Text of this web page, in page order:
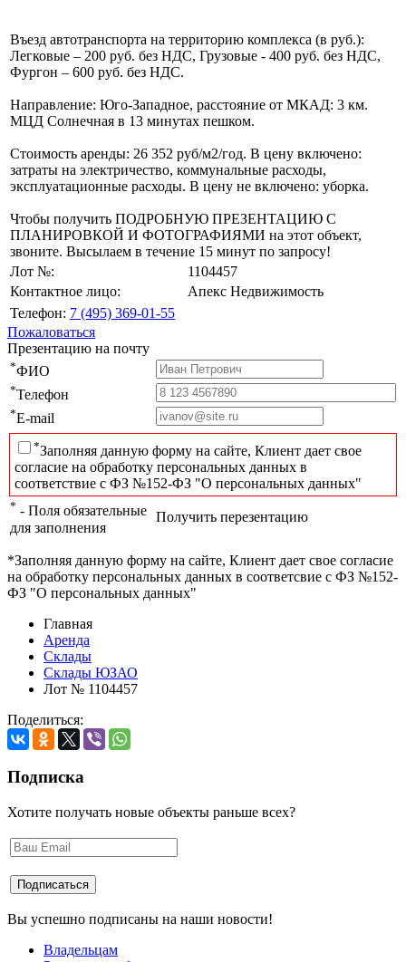
Въезд автотранспорта на территорию комплекса (в руб.):
Легковые – 200 руб. без НДС, Грузовые - 400 руб. без НДС,
Фургон – 600 руб. без НДС.
Направление: Юго-Западное, расстояние от МКАД: 3 км.
МЦД Солнечная в 13 минутах пешком.
Стоимость аренды: 26 352 руб/м2/год. В цену включено:
затраты на электричество, коммунальные расходы,
эксплуатационные расходы. В цену не включено: уборка.
Чтобы получить ПОДРОБНУЮ ПРЕЗЕНТАЦИЮ С
ПЛАНИРОВКОЙ И ФОТОГРАФИЯМИ на этот объект,
звоните. Высылаем в течение 15 минут по запросу!
Лот №:
1104457
Контактное лицо:
Апекс Недвижимость
Телефон: 7 (495) 369-01-55
Пожаловаться
Презентацию на почту
*ФИО
*Телефон
*E-mail
*Заполняя данную форму на сайте, Клиент дает свое
согласие на обработку персональных данных в
соответствие с ФЗ №152-ФЗ "О персональных данных"
* - Поля обязательные
для заполнения
Получить перезентацию
*Заполняя данную форму на сайте, Клиент дает свое согласие
на обработку персональных данных в соответсвие с ФЗ №152-
ФЗ "О персональных данных"
Главная
Аренда
Склады
Склады ЮЗАО
Лот № 1104457
Поделиться:
Подписка
Хотите получать новые объекты раньше всех?
Вы успешно подписаны на наши новости!
Владельцам